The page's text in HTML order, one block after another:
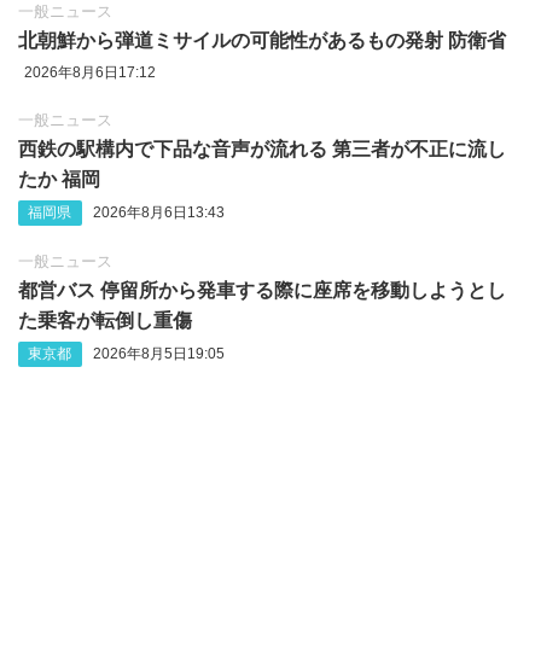
一般ニュース
北朝鮮から弾道ミサイルの可能性があるもの発射 防衛省
2026年8月6日17:12
一般ニュース
西鉄の駅構内で下品な音声が流れる 第三者が不正に流し
たか 福岡
福岡県 2026年8月6日13:43
一般ニュース
都営バス 停留所から発車する際に座席を移動しようとし
た乗客が転倒し重傷
東京都 2026年8月5日19:05